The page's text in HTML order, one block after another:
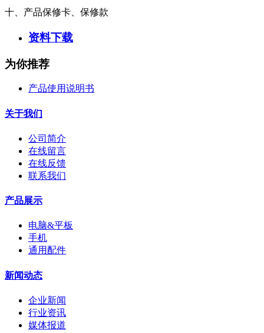
十、产品保修卡、保修款
资料下载
为你推荐
产品使用说明书
关于我们
公司简介
在线留言
在线反馈
联系我们
产品展示
电脑&平板
手机
通用配件
新闻动态
企业新闻
行业资讯
媒体报道